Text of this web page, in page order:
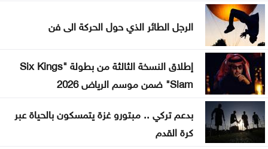
كيف حول الاتحاد الأردني جائزة رياضية إلى معركة
أخلاقية هزت عرش فيفا
اتهامات الأمير علي تهز الفيفا .. ماذا قالت الصحافة
العالمية عن إنفانتينو؟
الرجل الطائر الذي حول الحركة الى فن
إطلاق النسخة الثالثة من بطولة "Six Kings
Slam" ضمن موسم الرياض 2026
بدعم تركي .. مبتورو غزة يتمسكون بالحياة عبر
كرة القدم